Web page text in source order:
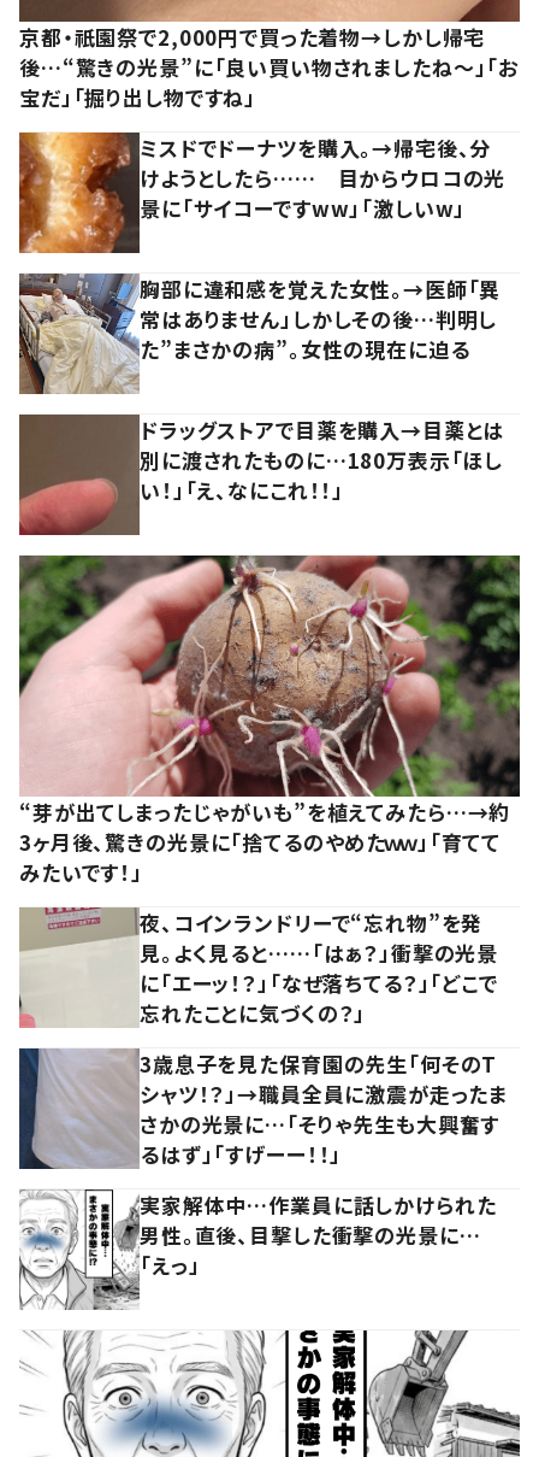
京都・祇園祭で2,000円で買った着物→しかし帰宅
後…“驚きの光景”に「良い買い物されましたね～」「お
宝だ」「掘り出し物ですね」
ミスドでドーナツを購入。→帰宅後、分
けようとしたら…… 目からウロコの光
景に「サイコーですww」「激しいw」
胸部に違和感を覚えた女性。→医師「異
常はありません」しかしその後…判明し
た”まさかの病”。女性の現在に迫る
ドラッグストアで目薬を購入→目薬とは
別に渡されたものに…180万表示「ほし
い！」「え、なにこれ！！」
“芽が出てしまったじゃがいも”を植えてみたら…→約
3ヶ月後、驚きの光景に「捨てるのやめたｗｗ」「育てて
みたいです！」
夜、コインランドリーで“忘れ物”を発
見。よく見ると……「はぁ？」衝撃の光景
に「エーッ！？」「なぜ落ちてる？」「どこで
忘れたことに気づくの？」
3歳息子を見た保育園の先生「何そのT
シャツ！？」→職員全員に激震が走ったま
さかの光景に…「そりゃ先生も大興奮す
るはず」「すげーー！！」
実家解体中…作業員に話しかけられた
男性。直後、目撃した衝撃の光景に…
「えっ」